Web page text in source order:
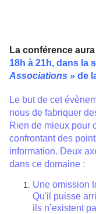
La conférence
18h à 21h, dans la
Associations » de
Le but de cet
nous de fabriquer
Rien de mieux pour
confrontant des
information. Deux
dans ce domaine :
Une omission
Qu'il puisse
ils n’existent